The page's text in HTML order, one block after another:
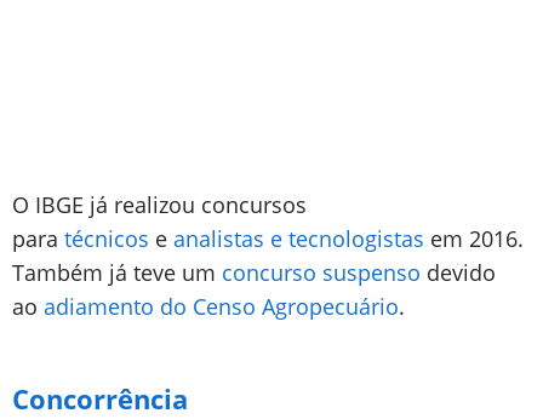
O IBGE já realizou concursos
para técnicos e analistas e tecnologistas em 2016.
Também já teve um concurso suspenso devido
ao adiamento do Censo Agropecuário.
Concorrência